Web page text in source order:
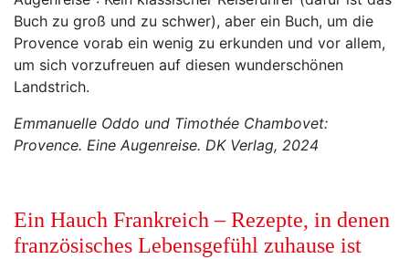
Buch zu groß und zu schwer), aber ein Buch, um die
Provence vorab ein wenig zu erkunden und vor allem,
um sich vorzufreuen auf diesen wunderschönen
Landstrich.
Emmanuelle Oddo und Timothée Chambovet:
Provence. Eine Augenreise. DK Verlag, 2024
Ein Hauch Frankreich – Rezepte, in denen
französisches Lebensgefühl zuhause ist